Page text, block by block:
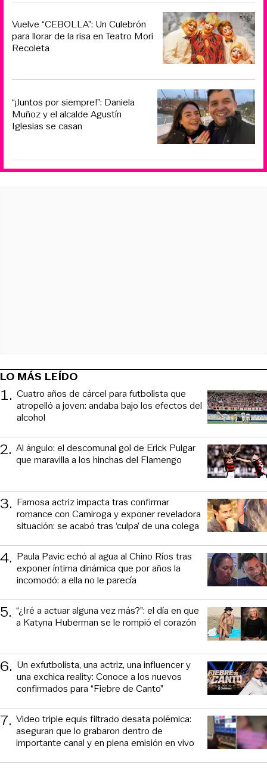
Vuelve “CEBOLLA”: Un Culebrón
para llorar de la risa en Teatro Mori
Recoleta
“¡Juntos por siempre!”: Daniela
Muñoz y el alcalde Agustín
Iglesias se casan
LO MÁS LEÍDO
1. Cuatro años de cárcel para futbolista que
atropelló a joven: andaba bajo los efectos del
alcohol
2. Al ángulo: el descomunal gol de Erick Pulgar
que maravilla a los hinchas del Flamengo
3. Famosa actriz impacta tras confirmar
romance con Camiroga y exponer reveladora
situación: se acabó tras ‘culpa’ de una colega
4. Paula Pavic echó al agua al Chino Ríos tras
exponer íntima dinámica que por años la
incomodó: a ella no le parecía
5. “¿Iré a actuar alguna vez más?”: el día en que
a Katyna Huberman se le rompió el corazón
6. Un exfutbolista, una actriz, una influencer y
una exchica reality: Conoce a los nuevos
confirmados para “Fiebre de Canto”
7. Video triple equis filtrado desata polémica:
aseguran que lo grabaron dentro de
importante canal y en plena emisión en vivo